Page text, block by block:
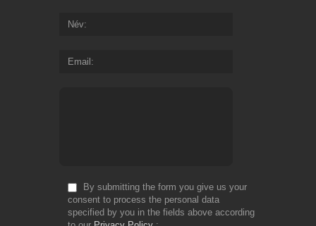
Név
Email
By submitting the form you give us your
consent to process the personal data
specified by you in the fields above according